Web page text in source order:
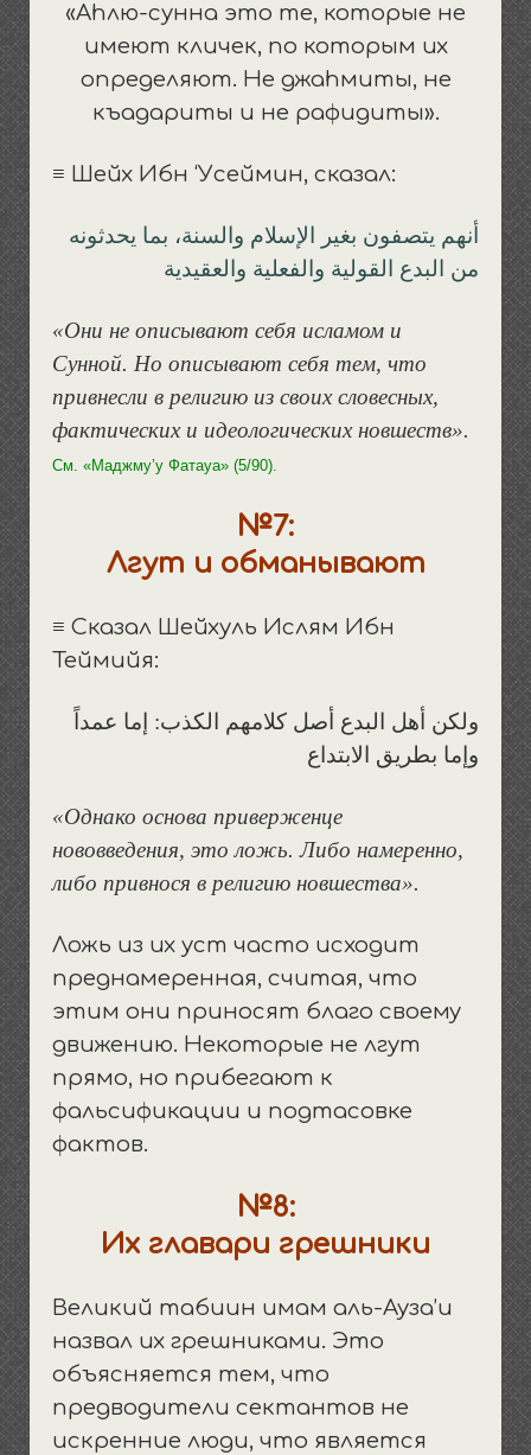
«Аhлю-сунна это те, которые не
имеют кличек, по которым их
определяют. Не джаhмиты, не
къадариты и не рафидиты».
≡ Шейх Ибн ‘Усеймин, сказал:
من البدع القولية والفعلية والعقيدية
«Они не описывают себя исламом и
Сунной. Но описывают себя тем, что
привнесли в религию из своих словесных,
фактических и идеологических новшеств».
См. «Маджму’у Фатауа» (5/90).
№7:
Лгут и обманывают
≡ Сказал Шейхуль Ислям Ибн
Теймийя:
ولكن أهل البدع أصل كلامهم الكذب: إما عمداً
وإما بطريق الابتداع
«Однако основа приверженце
нововведения, это ложь. Либо намеренно,
либо привнося в религию новшества».
Ложь из их уст часто исходит
преднамеренная, считая, что
этим они приносят благо своему
движению. Некоторые не лгут
прямо, но прибегают к
фальсификации и подтасовке
фактов.
№8:
Их главари грешники
Великий табиин имам аль-Ауза’и
назвал их грешниками. Это
объясняется тем, что
предводители сектантов не
искренние люди, что является